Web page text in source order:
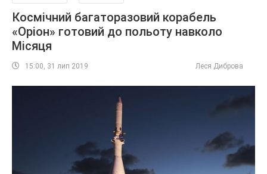
Космічний багаторазовий корабель
«Оріон» готовий до польоту навколо
Місяця
15:00, 31 лип 2019 Леся Диброва